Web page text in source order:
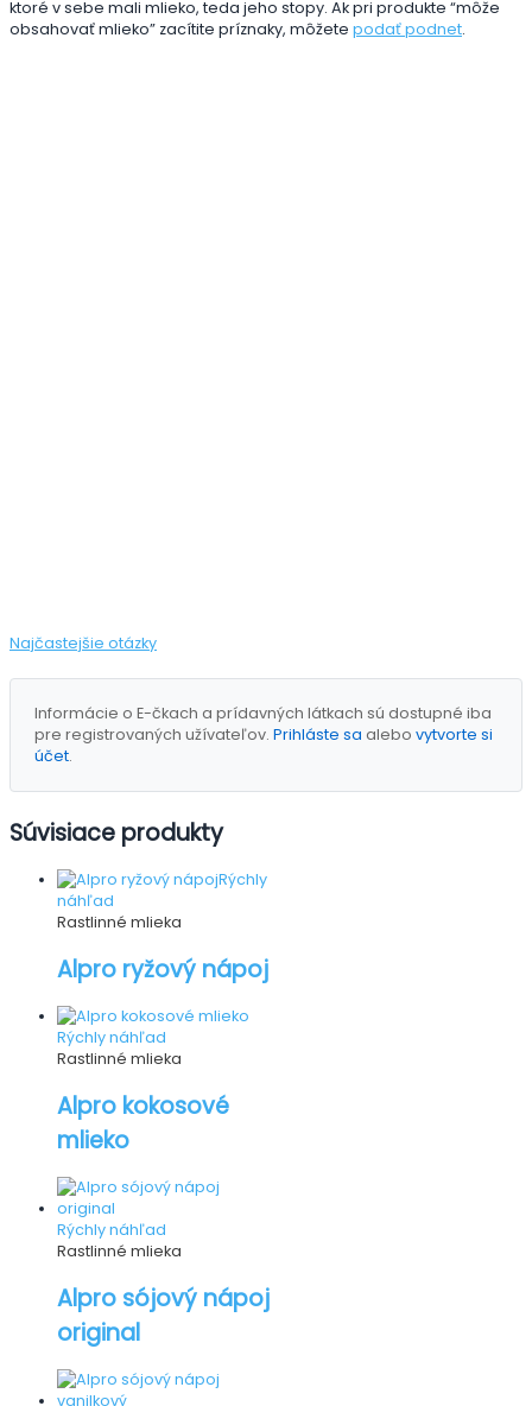
ktoré v sebe mali mlieko, teda jeho stopy. Ak pri produkte “môže
obsahovať mlieko” zacítite príznaky, môžete podať podnet.
Najčastejšie otázky
Informácie o E-čkach a prídavných látkach sú dostupné iba
pre registrovaných užívateľov. Prihláste sa alebo vytvorte si
účet.
Súvisiace produkty
Rýchly
náhľad
Rastlinné mlieka
Alpro ryžový nápoj
Rýchly náhľad
Rastlinné mlieka
Alpro kokosové
mlieko
Rýchly náhľad
Rastlinné mlieka
Alpro sójový nápoj
original